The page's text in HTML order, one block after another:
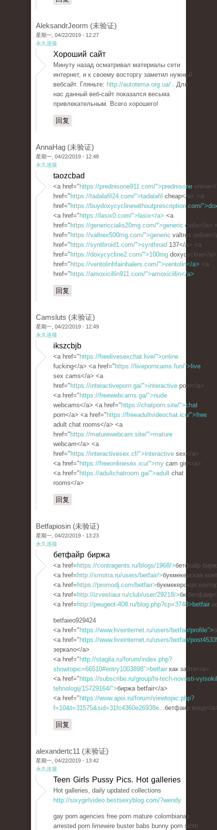
AleksandrJeorm (未验证)
星期一, 04/22/2019 - 12:27
永久连接
Хороший сайт
Минуту назад осматривал материалы сети
интернет, и к своему восторгу заметил нужный
вебсайт. Гляньте: http://autotema.org.ua/ . Для
нас данный веб-сайт показался весьма
привлекательным. Всего хорошего!
回复
AnnaHag (未验证)
星期一, 04/22/2019 - 12:48
永久连接
taozcbad
<a href=" https://prednisone911.com/">prednisone
href=" https://tadalafil24.com/">tadalafil cheap</a> <a
href=" https://buydoxycyclinewithoutprescription.com/
<a href=" https://lasix0.com/">lasix</a> <a
href=" https://genericcialis20mg.com/">generic cialis</a>
href=" https://valtrex500mg.com/">generic valtrex
href=" https://synthroid1.com/">synthroid 137</a> <a
href=" https://doxycycline2.com/">100mg doxycycline</
href=" https://ventolinhfainhalers.com/">ventolin</a> <a
href=" https://amoxicillin911.com/">amoxicillin</a>
回复
Camsluts (未验证)
星期一, 04/22/2019 - 12:49
永久连接
ikszcbjb
<a href=" https://freelivesexchat.live/">online
fucking</a> <a href=" https://liveporncams.fun/">live
sex cams</a> <a
href=" https://interactiveporn.ga/">interactive porn</a>
<a href=" https://freewebcams.ga/">nude
webcams</a> <a href=" https://chatporn.site/">chat
porn</a> <a href=" https://freeadultvideochat.icu/">free
adult chat rooms</a> <a
href=" https://maturewebcam.site/">mature
webcam</a> <a
href=" https://interactivesex.cf/">interactive sex</a>
<a href=" https://freeonlinesex.icu/">my cam girl</a>
<a href=" https://adultchatroom.ga/">adult chat
rooms</a>
回复
Betfapiosin (未验证)
星期一, 04/22/2019 - 13:23
永久连接
бетфайр биржа
<a href= https://contragents.ru/blogs/1968/>бетфайр
<a href= http://smotra.ru/users/betfair/>букмекерская
<a href= https://promodj.com/betfair>букмекерская
<a href= http://izvestiaur.ru/club/user/29218/>бк
<a href= http://peugeot-408.ru/blog.php?cp=3748>betfair
betfaieo929424
<a href=" https://www.liveinternet.ru/users/betfair/profile">
<a href=" https://www.liveinternet.ru/users/betfair/
зеркало</a>
<a href=" http://stagila.ru/forum/index.php?
showtopic=66510#entry1003898">betfair как зайти</a>
<a href=" https://subscribe.ru/group/hi-tech-novosti-
tehnologij/15729164/">биржа betfair</a>
<a href=" https://www.apoi.ru/forum/viewtopic.php?
f=10&t=31575&sid=31fc4360e26938e...бетфаир вход</
回复
alexandertc11 (未验证)
星期一, 04/22/2019 - 13:42
永久连接
Teen Girls Pussy Pics. Hot galleries
Hot galleries, daily updated collections
http://sixygirlvideo.bestsexyblog.com/?wendy
gay porn agencies free porn mature colombianas
arrested porn limewire buster babs bunny porn sloth